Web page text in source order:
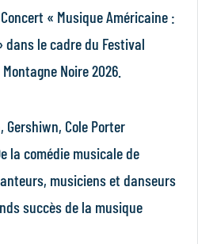
« Musique Américaine :
dans le cadre du Festival
Noire 2026.
Gershiwn, Cole Porter
la comédie musicale de
musiciens et danseurs
succès de la musique